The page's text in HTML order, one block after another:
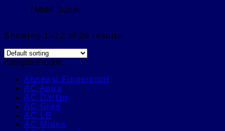
/Mobil Suzuki
Showing 1–12 of 29 results
Kategori Produk
Absensi Fingerprint
AC Aqua
AC Daikin
AC Gree
AC LG
AC Midea